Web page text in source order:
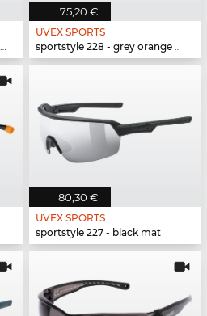
75,20 €
UVEX SPORTS
sportstyle 228 - grey orange mat
80,30 €
UVEX SPORTS
sportstyle 227 - black mat